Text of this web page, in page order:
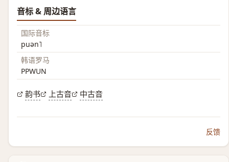
音标 & 周边语言
国际音标
puən˥
韩语罗马
PPWUN
韵书 上古音 中古音
反馈